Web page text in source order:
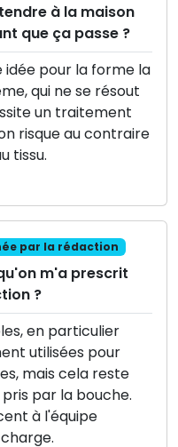
à la maison
que ça passe ?
idée pour la forme la
qui ne se résout
un traitement
risque au contraire
tissu.
par la rédaction
m'a prescrit
?
en particulier
utilisées pour
mais cela reste
par la bouche.
à l'équipe